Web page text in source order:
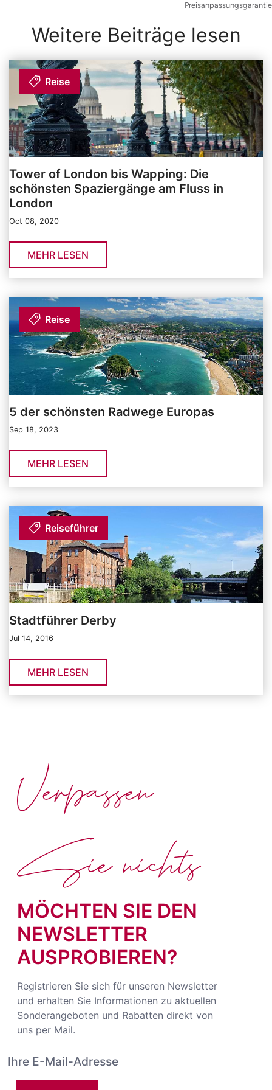
Preisanpassungsgarantie
Weitere Beiträge lesen
Reise
Tower of London bis Wapping: Die
schönsten Spaziergänge am Fluss in
London
Oct 08, 2020
MEHR LESEN
Reise
5 der schönsten Radwege Europas
Sep 18, 2023
MEHR LESEN
Reiseführer
Stadtführer Derby
Jul 14, 2016
MEHR LESEN
MÖCHTEN SIE DEN
NEWSLETTER
AUSPROBIEREN?
Registrieren Sie sich für unseren Newsletter
und erhalten Sie Informationen zu aktuellen
Sonderangeboten und Rabatten direkt von
uns per Mail.
Verpassen
Sie nichts